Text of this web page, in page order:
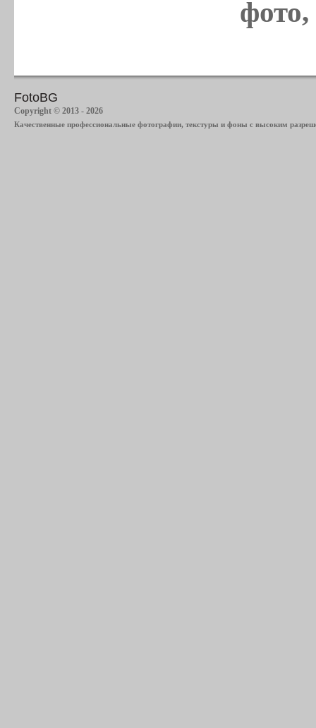
FotoBG
Copyright © 2013 - 2026
Качественные профессиональные фотографии, текстуры и фоны с высоким